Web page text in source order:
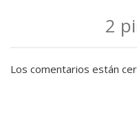
2
Los comentarios están